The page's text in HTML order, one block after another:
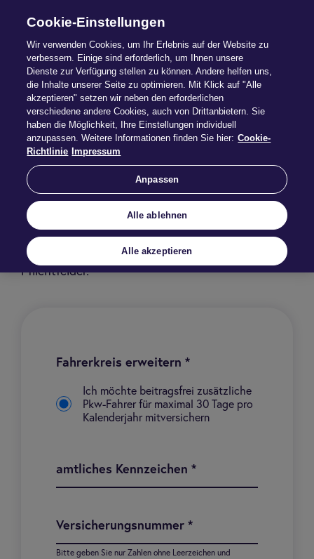
Fahrerkreis erweitern
Fahrer für maximal 30
Tage pro Kalenderjahr
beitragsfrei mitversichern?
Füllen Sie dazu einfach unser
Online-Formular aus.
Die mit * gekennzeichneten Felder sind
Pflichtfelder.
Fahrerkreis erweitern *
Ich möchte beitragsfrei zusätzliche
Pkw-Fahrer für maximal 30 Tage pro
Kalenderjahr mitversichern
amtliches Kennzeichen *
Versicherungsnummer *
Bitte geben Sie nur Zahlen ohne Leerzeichen und
Cookie-Einstellungen
Wir verwenden Cookies, um Ihr Erlebnis auf der Website zu
verbessern. Einige sind erforderlich, um Ihnen unsere
Dienste zur Verfügung stellen zu können. Andere helfen uns,
die Inhalte unserer Seite zu optimieren. Mit Klick auf "Alle
akzeptieren" setzen wir neben den erforderlichen
verschiedene andere Cookies, auch von Drittanbietern. Sie
haben die Möglichkeit, Ihre Einstellungen individuell
anzupassen. Weitere Informationen finden Sie hier: Cookie-
Richtlinie Impressum
Anpassen
Alle ablehnen
Alle akzeptieren